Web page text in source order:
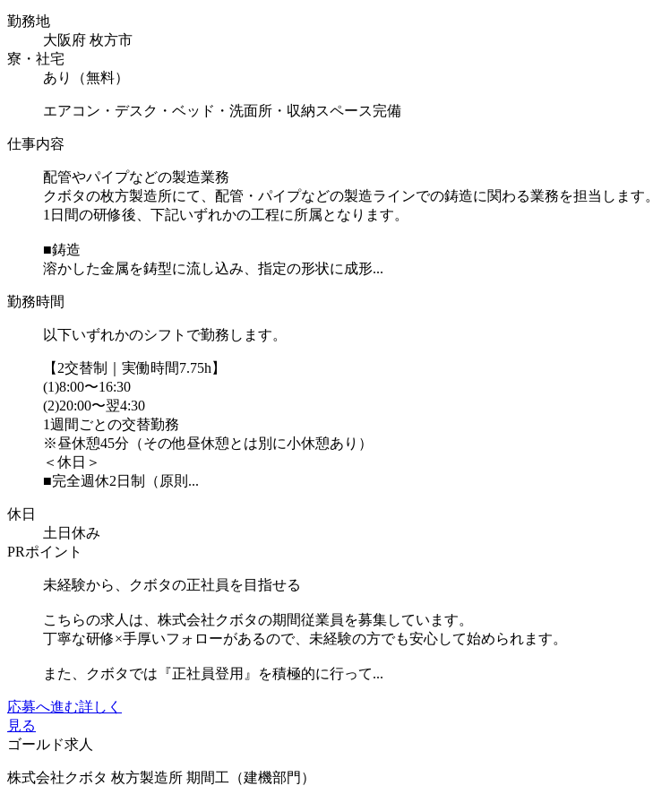
勤務地
大阪府 枚方市
寮・社宅
あり（無料）
エアコン・デスク・ベッド・洗面所・収納スペース完備
仕事内容
配管やパイプなどの製造業務
クボタの枚方製造所にて、配管・パイプなどの製造ラインでの鋳造に関わる業務を担当します。
1日間の研修後、下記いずれかの工程に所属となります。
■鋳造
溶かした金属を鋳型に流し込み、指定の形状に成形...
勤務時間
以下いずれかのシフトで勤務します。
【2交替制｜実働時間7.75h】
(1)8:00〜16:30
(2)20:00〜翌4:30
1週間ごとの交替勤務
※昼休憩45分（その他昼休憩とは別に小休憩あり）
＜休日＞
■完全週休2日制（原則...
休日
土日休み
PRポイント
未経験から、クボタの正社員を目指せる
こちらの求人は、株式会社クボタの期間従業員を募集しています。
丁寧な研修×手厚いフォローがあるので、未経験の方でも安心して始められます。
また、クボタでは『正社員登用』を積極的に行って...
応募へ進む詳しく
見る
ゴールド求人
株式会社クボタ 枚方製造所 期間工（建機部門）